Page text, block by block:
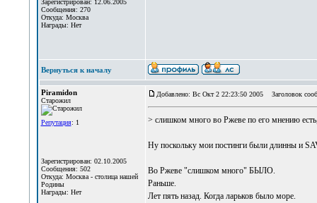
Зарегистрирован: 12.06.2005
Сообщения: 270
Откуда: Москва
Награды: Нет
Вернуться к началу
Piramidon
Старожил
Репутация: 1
Зарегистрирован: 02.10.2005
Сообщения: 502
Откуда: Москва - столица нашей
Родины
Награды: Нет
Добавлено: Вс Окт 2 22:23:50 2005 Заголовок
> слишком много во Ржеве по его мнению
Ну поскольку мои постинги были длинны и
Во Ржеве "слишком много" БЫЛО.
Раньше.
Лет пять назад. Когда ларьков было море.